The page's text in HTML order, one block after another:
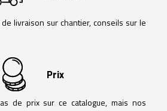
livraison sur chantier, conseils sur le
Prix
de prix sur ce catalogue, mais nos